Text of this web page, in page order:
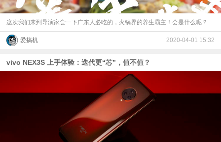
这次我们来到导演家尝一下广东人必吃的，火锅界的养生霸主！会是什么呢？
爱搞机 2020-04-01 15:32
vivo NEX3S 上手体验：迭代更“芯”，值不值？